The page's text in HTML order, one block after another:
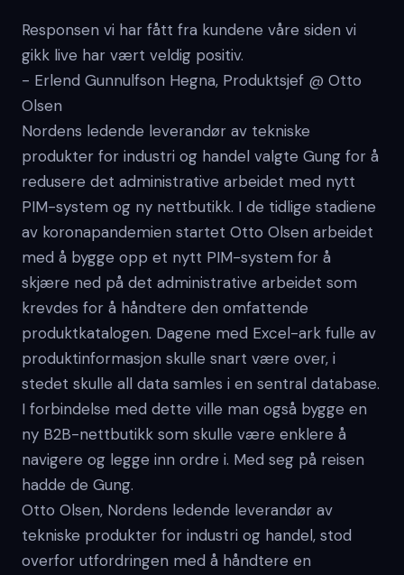
Responsen vi har fått fra kundene våre siden vi
gikk live har vært veldig positiv.
- Erlend Gunnulfson Hegna, Produktsjef @ Otto
Olsen
Nordens ledende leverandør av tekniske
produkter for industri og handel valgte Gung for å
redusere det administrative arbeidet med nytt
PIM-system og ny nettbutikk. I de tidlige stadiene
av koronapandemien startet Otto Olsen arbeidet
med å bygge opp et nytt PIM-system for å
skjære ned på det administrative arbeidet som
krevdes for å håndtere den omfattende
produktkatalogen. Dagene med Excel-ark fulle av
produktinformasjon skulle snart være over, i
stedet skulle all data samles i en sentral database.
I forbindelse med dette ville man også bygge en
ny B2B-nettbutikk som skulle være enklere å
navigere og legge inn ordre i. Med seg på reisen
hadde de Gung.
Otto Olsen, Nordens ledende leverandør av
tekniske produkter for industri og handel, stod
overfor utfordringen med å håndtere en